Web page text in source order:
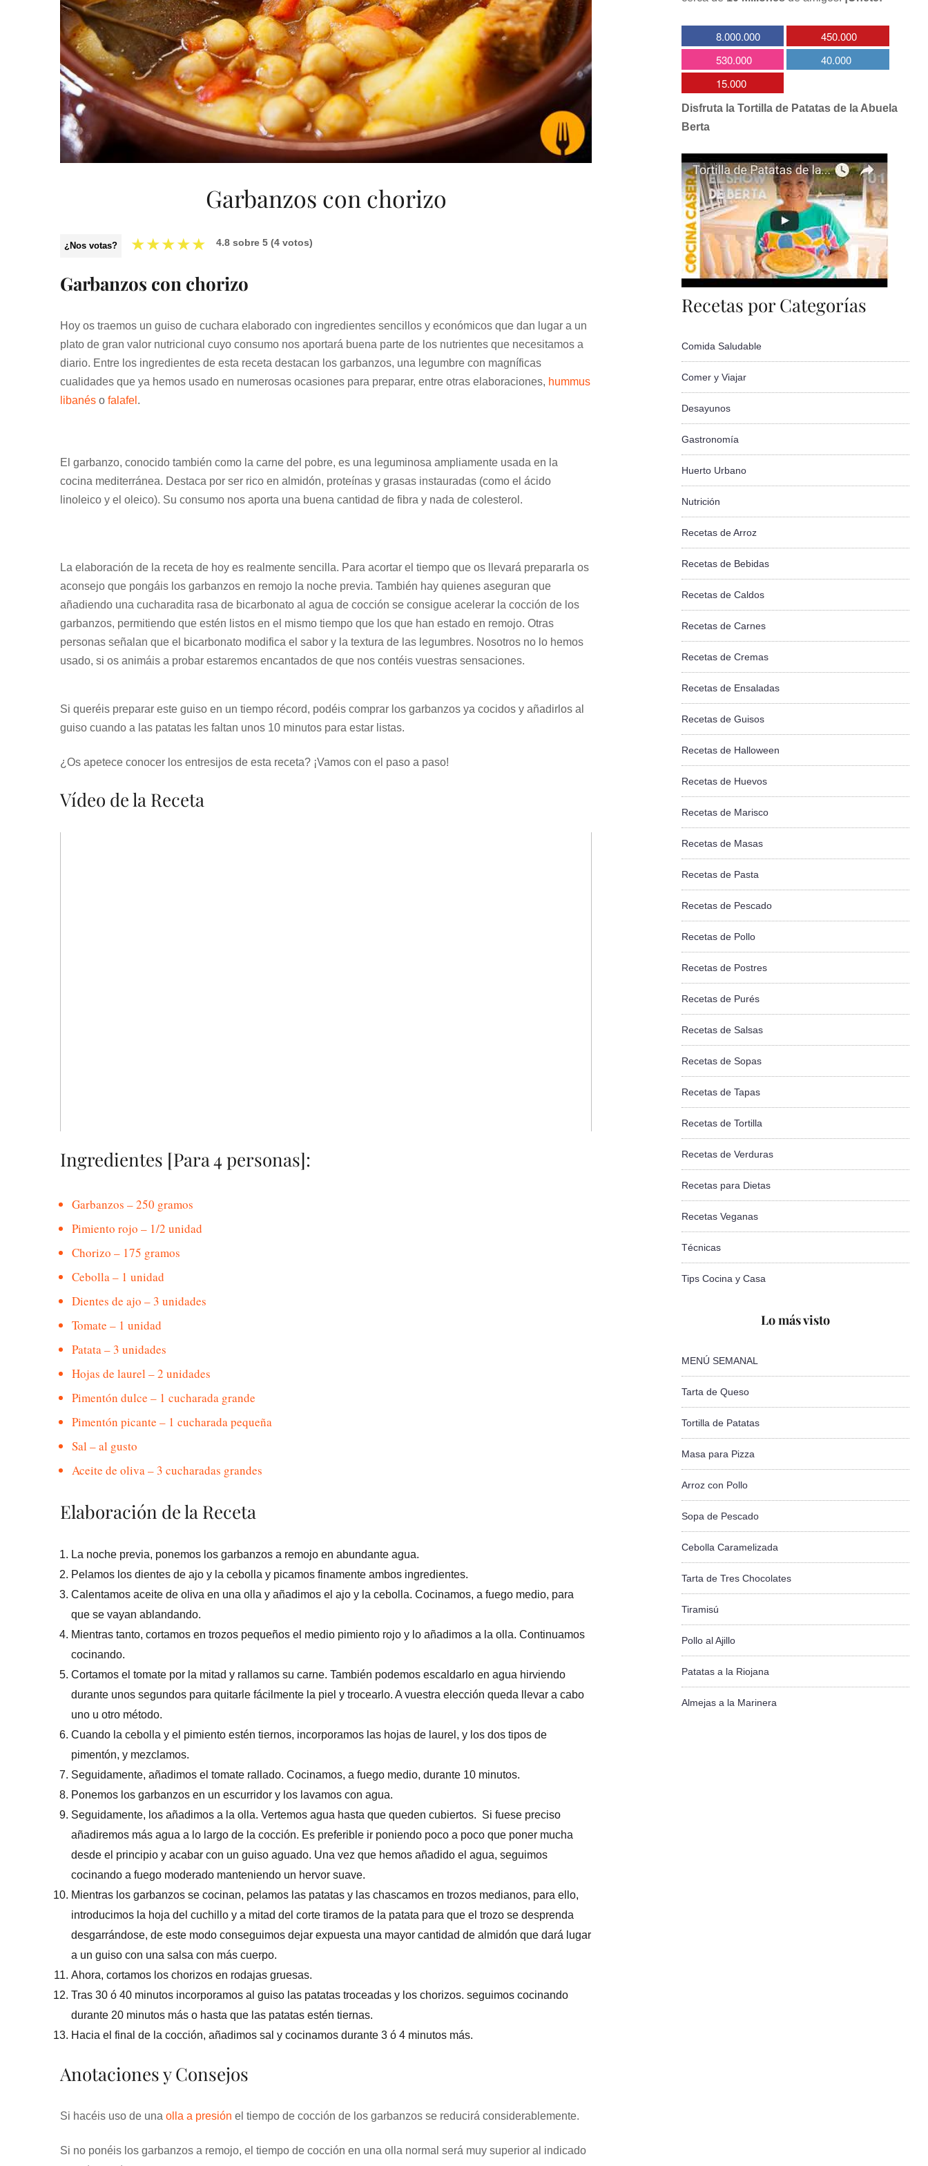
Garbanzos con chorizo
¿Nos votas? ★★★★★ 4.8 sobre 5 (4 votos)
Garbanzos con chorizo
Hoy os traemos un guiso de cuchara elaborado con ingredientes sencillos y económicos que dan lugar a un
plato de gran valor nutricional cuyo consumo nos aportará buena parte de los nutrientes que necesitamos a
diario. Entre los ingredientes de esta receta destacan los garbanzos, una legumbre con magníficas
cualidades que ya hemos usado en numerosas ocasiones para preparar, entre otras elaboraciones, hummus
libanés o falafel .
El garbanzo, conocido también como la carne del pobre, es una leguminosa ampliamente usada en la
cocina mediterránea. Destaca por ser rico en almidón, proteínas y grasas instauradas (como el ácido
linoleico y el oleico). Su consumo nos aporta una buena cantidad de fibra y nada de colesterol.
La elaboración de la receta de hoy es realmente sencilla. Para acortar el tiempo que os llevará prepararla os
aconsejo que pongáis los garbanzos en remojo la noche previa. También hay quienes aseguran que
añadiendo una cucharadita rasa de bicarbonato al agua de cocción se consigue acelerar la cocción de los
garbanzos, permitiendo que estén listos en el mismo tiempo que los que han estado en remojo. Otras
personas señalan que el bicarbonato modifica el sabor y la textura de las legumbres. Nosotros no lo hemos
usado, si os animáis a probar estaremos encantados de que nos contéis vuestras sensaciones.
Si queréis preparar este guiso en un tiempo récord, podéis comprar los garbanzos ya cocidos y añadirlos al
guiso cuando a las patatas les faltan unos 10 minutos para estar listas.
¿Os apetece conocer los entresijos de esta receta? ¡Vamos con el paso a paso!
Vídeo de la Receta
Ingredientes [Para 4 personas]:
Garbanzos – 250 gramos
Pimiento rojo – 1/2 unidad
Chorizo – 175 gramos
Cebolla – 1 unidad
Dientes de ajo – 3 unidades
Tomate – 1 unidad
Patata – 3 unidades
Hojas de laurel – 2 unidades
Pimentón dulce – 1 cucharada grande
Pimentón picante – 1 cucharada pequeña
Sal – al gusto
Aceite de oliva – 3 cucharadas grandes
Elaboración de la Receta
La noche previa, ponemos los garbanzos a remojo en abundante agua.
Pelamos los dientes de ajo y la cebolla y picamos finamente ambos ingredientes.
Calentamos aceite de oliva en una olla y añadimos el ajo y la cebolla. Cocinamos, a fuego medio, para
que se vayan ablandando.
Mientras tanto, cortamos en trozos pequeños el medio pimiento rojo y lo añadimos a la olla. Continuamos
cocinando.
Cortamos el tomate por la mitad y rallamos su carne. También podemos escaldarlo en agua hirviendo
durante unos segundos para quitarle fácilmente la piel y trocearlo. A vuestra elección queda llevar a cabo
uno u otro método.
Cuando la cebolla y el pimiento estén tiernos, incorporamos las hojas de laurel, y los dos tipos de
pimentón, y mezclamos.
Seguidamente, añadimos el tomate rallado. Cocinamos, a fuego medio, durante 10 minutos.
Ponemos los garbanzos en un escurridor y los lavamos con agua.
Seguidamente, los añadimos a la olla. Vertemos agua hasta que queden cubiertos. Si fuese preciso
añadiremos más agua a lo largo de la cocción. Es preferible ir poniendo poco a poco que poner mucha
desde el principio y acabar con un guiso aguado. Una vez que hemos añadido el agua, seguimos
cocinando a fuego moderado manteniendo un hervor suave.
Mientras los garbanzos se cocinan, pelamos las patatas y las chascamos en trozos medianos, para ello,
introducimos la hoja del cuchillo y a mitad del corte tiramos de la patata para que el trozo se desprenda
desgarrándose, de este modo conseguimos dejar expuesta una mayor cantidad de almidón que dará lugar
a un guiso con una salsa con más cuerpo.
Ahora, cortamos los chorizos en rodajas gruesas.
Tras 30 ó 40 minutos incorporamos al guiso las patatas troceadas y los chorizos. seguimos cocinando
durante 20 minutos más o hasta que las patatas estén tiernas.
Hacia el final de la cocción, añadimos sal y cocinamos durante 3 ó 4 minutos más.
Anotaciones y Consejos
Si hacéis uso de una olla a presión el tiempo de cocción de los garbanzos se reducirá considerablemente.
Si no ponéis los garbanzos a remojo, el tiempo de cocción en una olla normal será muy superior al indicado
8.000.000
450.000
530.000
40.000
15.000
Disfruta la Tortilla de Patatas de la Abuela
Berta
Recetas por Categorías
Comida Saludable
Comer y Viajar
Desayunos
Gastronomía
Huerto Urbano
Nutrición
Recetas de Arroz
Recetas de Bebidas
Recetas de Caldos
Recetas de Carnes
Recetas de Cremas
Recetas de Ensaladas
Recetas de Guisos
Recetas de Halloween
Recetas de Huevos
Recetas de Marisco
Recetas de Masas
Recetas de Pasta
Recetas de Pescado
Recetas de Pollo
Recetas de Postres
Recetas de Purés
Recetas de Salsas
Recetas de Sopas
Recetas de Tapas
Recetas de Tortilla
Recetas de Verduras
Recetas para Dietas
Recetas Veganas
Técnicas
Tips Cocina y Casa
Lo más visto
MENÚ SEMANAL
Tarta de Queso
Tortilla de Patatas
Masa para Pizza
Arroz con Pollo
Sopa de Pescado
Cebolla Caramelizada
Tarta de Tres Chocolates
Tiramisú
Pollo al Ajillo
Patatas a la Riojana
Almejas a la Marinera